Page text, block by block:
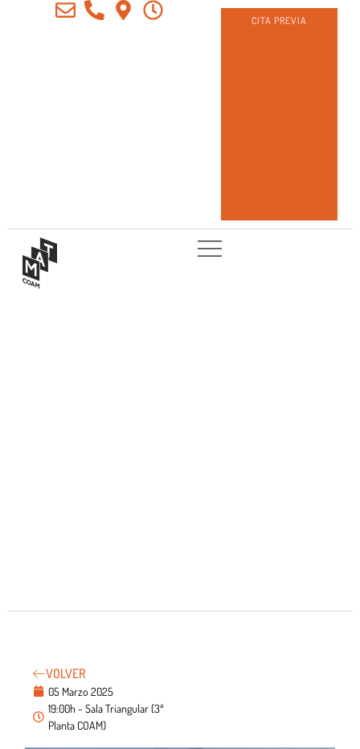
CITA PREVIA
VOLVER
05 Marzo 2025
19:00h - Sala Triangular (3ª
Planta COAM)